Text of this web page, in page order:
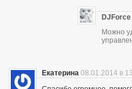
DJForce
Можно
Екатерина 08.01.2014 в